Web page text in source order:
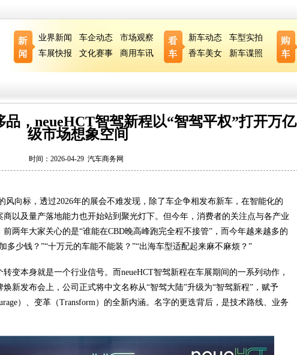
业界新闻 车企动态
市场观察
车展快报
文化赛事 商用车讯
新车动态
车型实拍
香车美女
新车谍照
，neueHCT智驾新程以“智驾平权”打开万亿
级市场想象空间
时间：2026-04-29 汽车商务网
风向标，透过2026年的展会不难发现，除了车企争相发布新车，在智能化的
以及量产落地能力也开始站到聚光灯下。但今年，消费者的关注点与各产业
两年大家关心的是“谁能在CBD晚高峰跑完全程不接管”，而今年越来越多的
少钱？”“十万元的车能不能装？”“出海车型适配起来麻不麻烦？”
变本身就是一个行业信号。而neueHCT智驾新程在车展期间的一系列动作，
新发布会上，公司正式将中文名称从“智驾大陆”升级为“智驾新程”，赋予
）、变革（Transform）的全新内涵。名字的更迭背后，是技术路线、业务